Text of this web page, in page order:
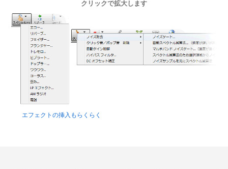
クリックで拡大します
エフェクトの挿入もらくらく